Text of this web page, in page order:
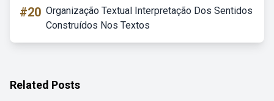
#20 Organização Textual Interpretação Dos Sentidos
Construídos Nos Textos
Related Posts